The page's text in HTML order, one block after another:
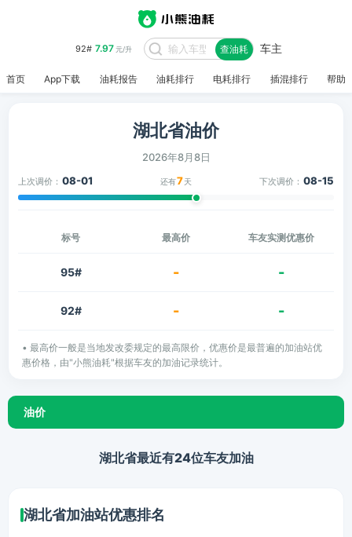
92# 7.97元/升 查油耗 车主
首页 App下载 油耗报告 油耗排行 电耗排行 插混排行 帮助
湖北省油价
2026年8月8日
上次调价： 08-01 还有7天 下次调价： 08-15
标号 最高价 车友实测优惠价
95# - -
92# - -
• 最高价一般是当地发改委规定的最高限价，优惠价是最普遍的加油站优
惠价格，由"小熊油耗"根据车友的加油记录统计。
油价
湖北省最近有24位车友加油
湖北省加油站优惠排名